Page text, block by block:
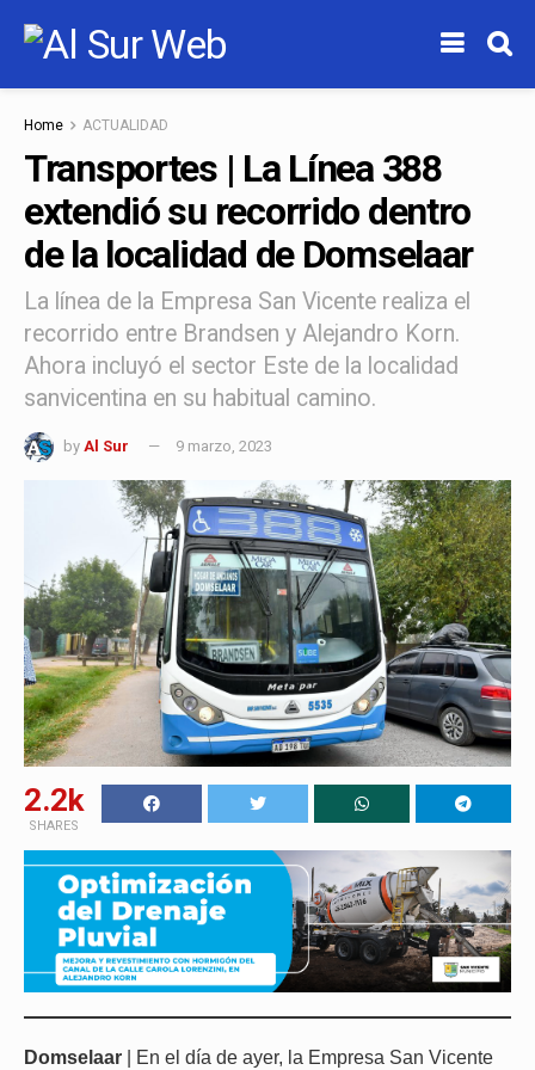
Home ACTUALIDAD
Transportes | La Línea 388
extendió su recorrido dentro
de la localidad de Domselaar
La línea de la Empresa San Vicente realiza el
recorrido entre Brandsen y Alejandro Korn.
Ahora incluyó el sector Este de la localidad
sanvicentina en su habitual camino.
by Al Sur 9 marzo, 2023
2.2k
SHARES
Domselaar | En el día de ayer, la Empresa San Vicente